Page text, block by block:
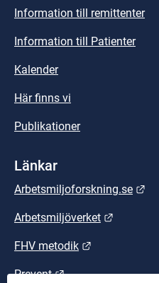
Information till remittenter
Information till Patienter
Kalender
Här finns vi
Publikationer
Länkar
Arbetsmiljoforskning.se
Arbetsmiljöverket
FHV metodik
Prevent Länk till annan